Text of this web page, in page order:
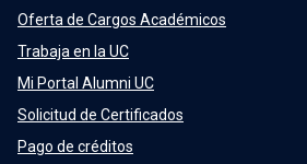
Oferta de Cargos Académicos
Trabaja en la UC
Mi Portal Alumni UC
Solicitud de Certificados
Pago de créditos